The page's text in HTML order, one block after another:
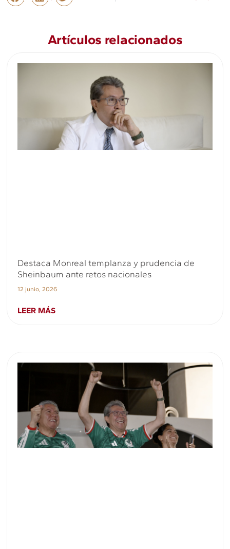
Artículos relacionados
Destaca Monreal templanza y prudencia de
Sheinbaum ante retos nacionales
12 junio, 2026
LEER MÁS